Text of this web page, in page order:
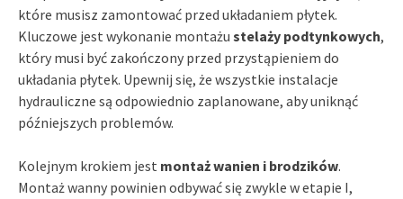
które musisz zamontować przed układaniem płytek.
Kluczowe jest wykonanie montażu stelaży podtynkowych,
który musi być zakończony przed przystąpieniem do
układania płytek. Upewnij się, że wszystkie instalacje
hydrauliczne są odpowiednio zaplanowane, aby uniknąć
późniejszych problemów.
Kolejnym krokiem jest montaż wanien i brodzików.
Montaż wanny powinien odbywać się zwykle w etapie I,